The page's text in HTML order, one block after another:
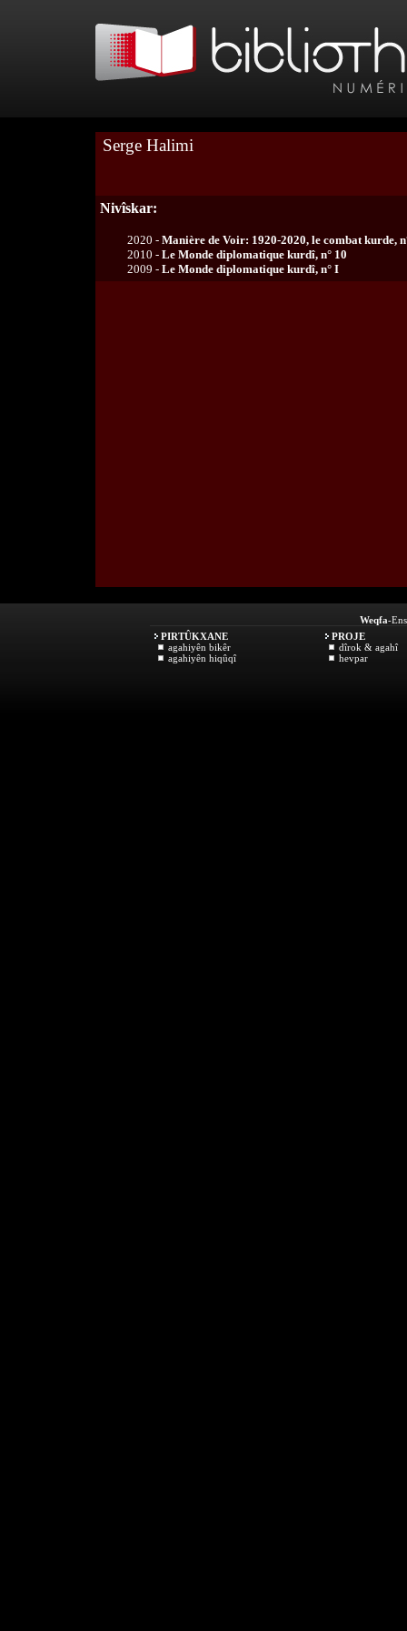
Serge Halimi
Nivîskar:
2020 - Manière de Voir: 1920-2020, le combat kurde,
2010 - Le Monde diplomatique kurdî, n° 10
2009 - Le Monde diplomatique kurdî, n° I
Weqfa-
PIRTÛKXANE
agahiyên bikêr
agahiyên hiqûqî
PROJE
dîrok & agahî
hevpar